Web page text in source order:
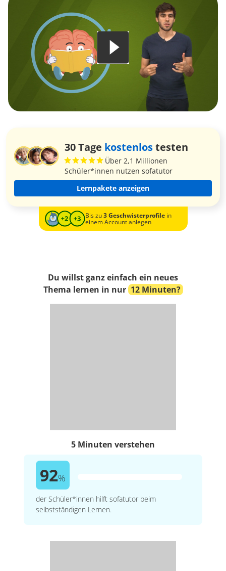
30 Tage kostenlostesten
Über 2,1 Millionen
Schüler*innen nutzen sofatutor
Lernpakete anzeigen
Bis zu3 Geschwisterprofilein
einem Account anlegen
Du willst ganz einfach ein neues
Thema lernen in nur 12 Minuten?
5 Minuten verstehen
92%
der Schüler*innen hilft sofatutor beim
selbstständigen Lernen.